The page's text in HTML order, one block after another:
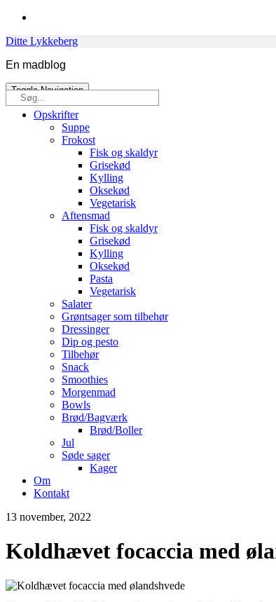
Skip
content
Ditte Lykkeberg
En madblog
Søg
efter:
Toggle Navigation
Opskrifter
Suppe
Frokost
Fisk og skaldyr
Grisekød
Kylling
Oksekød
Vegetarisk
Aftensmad
Fisk og skaldyr
Grisekød
Kylling
Oksekød
Pasta
Vegetarisk
Salater
Grøntsager som tilbehør
Dressinger
Dip og pesto
Tilbehør
Snack
Smoothies
Morgenmad
Bowls
Brød/Bagværk
Brød/Boller
Jul
Søde sager
Kager
Om
Kontakt
13 november, 2022
Koldhævet focaccia med